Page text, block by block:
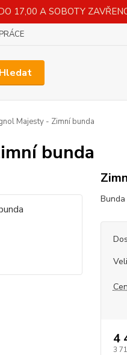
17,00 A SOBOTY
Hledat
Majesty - Zimní bunda
bunda
4
3